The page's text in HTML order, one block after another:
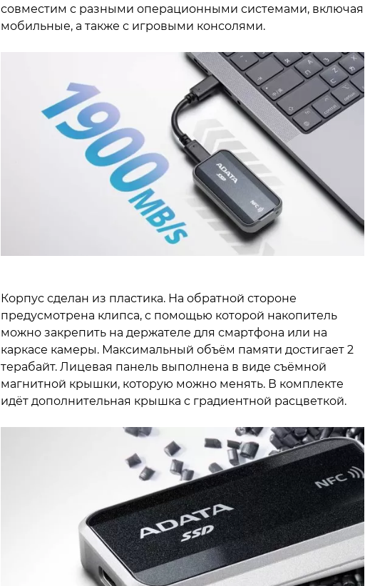
совместим с разными операционными системами, включая
мобильные, а также с игровыми консолями.
Корпус сделан из пластика. На обратной стороне
предусмотрена клипса, с помощью которой накопитель
можно закрепить на держателе для смартфона или на
каркасе камеры. Максимальный объём памяти достигает 2
терабайт. Лицевая панель выполнена в виде съёмной
магнитной крышки, которую можно менять. В комплекте
идёт дополнительная крышка с градиентной расцветкой.